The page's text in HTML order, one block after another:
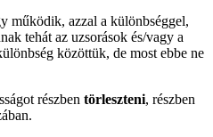
működik, azzal a különbséggel,
tehát az uzsorások és/vagy a
közöttük, de most ebbe ne
részben törleszteni, részben